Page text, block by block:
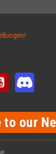
YouTube
to our